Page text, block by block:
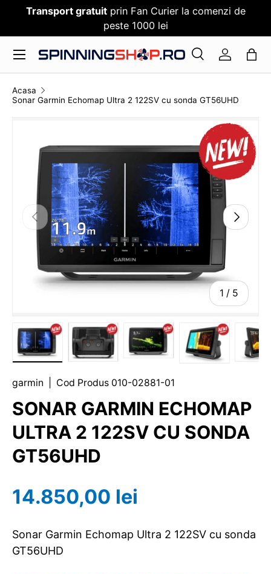
SARI PESTE CONTENT
Transport gratuitprin Fan Curier la comenzi de
peste 1000 lei
Cauta
CautaLog in
Meniu
Acasa
Sonar Garmin Echomap Ultra 2 122SV cu sonda GT56UHD
TRANSLATION MISSING:
1 / 5
garmin Cod Produs 010-02881-01
SONAR GARMIN ECHOMAP
ULTRA 2 122SV CU SONDA
GT56UHD
14.850,00 lei
Sonar Garmin Echomap Ultra 2 122SV cu sonda
GT56UHD